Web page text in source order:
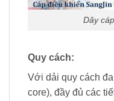
Dây
Quy cách:
Với dải quy cách
core), đầy đủ các